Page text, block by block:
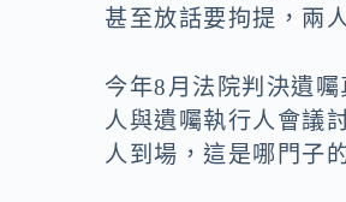
甚至放話要拘提，兩
今年8月法院判決遺
人與遺囑執行人會議
人到場，這是哪門子